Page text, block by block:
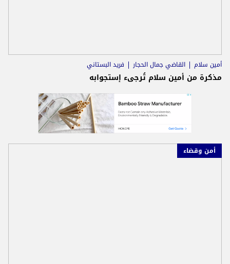
أمين سلام القاضي جمال الحجار فريد البستاني
مذكرة من أمين سلام تُرجىء إستجوابه
أمن وقضاء